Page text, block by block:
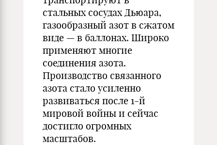
стальных сосудах Дьюара,
газообразный азот в сжатом
виде — в баллонах. Широко
применяют многие
соединения азота.
Производство связанного
азота стало усиленно
развиваться после 1-й
мировой войны и сейчас
достигло огромных
масштабов.